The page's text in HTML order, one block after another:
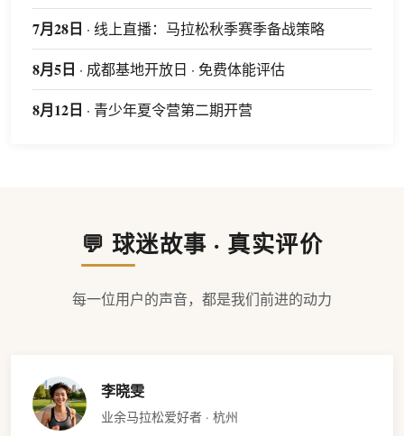
7月28日 · 线上直播：马拉松秋季赛季备战策略
8月5日 · 成都基地开放日 · 免费体能评估
8月12日 · 青少年夏令营第二期开营
💬 球迷故事 · 真实评价
每一位用户的声音，都是我们前进的动力
李晓雯
业余马拉松爱好者 · 杭州